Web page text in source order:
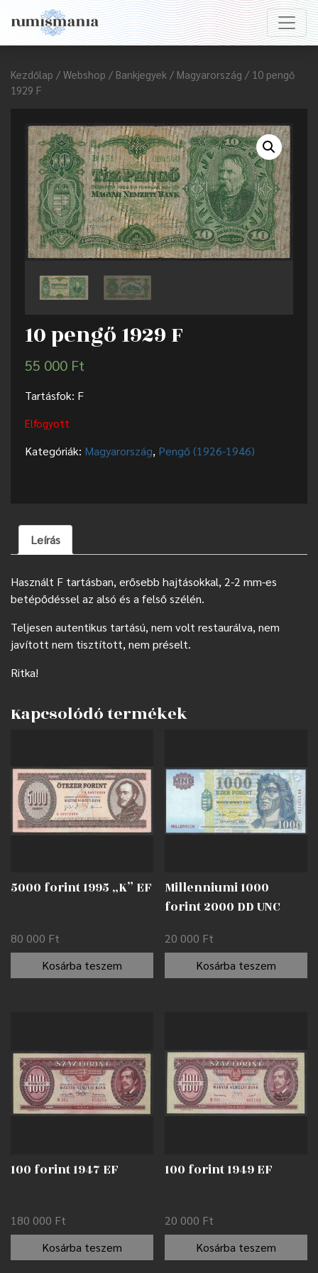
Kezdőlap / Webshop / Bankjegyek / Magyarország / 10 pengő
1929 F
10 pengő 1929 F
55 000 Ft
Tartásfok: F
Elfogyott
Kategóriák: Magyarország, Pengő (1926-1946)
Leírás
Használt F tartásban, erősebb hajtásokkal, 2-2 mm-es
betépődéssel az alsó és a felső szélén.
Teljesen autentikus tartású, nem volt restaurálva, nem
javított nem tisztított, nem préselt.
Ritka!
Kapcsolódó termékek
5000 forint 1995 „K” EF
80 000 Ft
Kosárba teszem
Millenniumi 1000
forint 2000 DD UNC
20 000 Ft
Kosárba teszem
100 forint 1947 EF
180 000 Ft
Kosárba teszem
100 forint 1949 EF
20 000 Ft
Kosárba teszem